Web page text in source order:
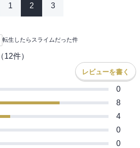
1 2 3
転生したらスライムだった件
（12件）
レビューを書く
0
8
4
0
0